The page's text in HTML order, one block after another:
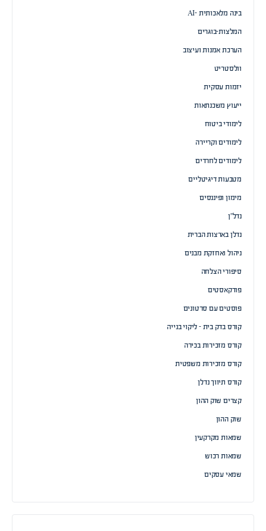
בינה מלאכותית -AI
המלצות-בוגרים
הערכת אמנות ועיצוב
וולסטריט
יזמות עסקית
ייעוץ משכנתאות
לימודי ביטוח
לימודים וקריירה
לימודים לחרדים
מטבעות דיגיטליים
מימון ופיננסים
נדל”ן
נדלן בארצות הברית
ניהול ואחזקת מבנים
סיפורי הצלחה
פודקאסטים
פוסטים עם סרטונים
קורס בדק בית – ליקוי בנייה
קורס מזכירות בכירה
קורס מזכירות משפטית
קורס תיווך נדלן
קצרים שוק ההון
שוק ההון
שמאות מקרקעין
שמאות רכוש
שמאי עסקים